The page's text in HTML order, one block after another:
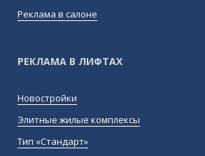
Реклама в салоне
РЕКЛАМА В ЛИФТАХ
Новостройки
Элитные жилые комплексы
Тип «Стандарт»